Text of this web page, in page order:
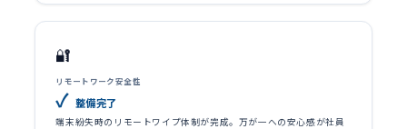
🔐
リモートワーク安全性
✓ 整備完了
端末紛失時のリモートワイプ体制が完成。万が一への安心感が社員